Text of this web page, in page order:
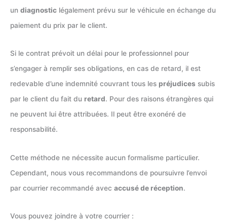
un diagnostic légalement prévu sur le véhicule en échange du
paiement du prix par le client.
Si le contrat prévoit un délai pour le professionnel pour
s’engager à remplir ses obligations, en cas de retard, il est
redevable d’une indemnité couvrant tous les préjudices subis
par le client du fait du retard. Pour des raisons étrangères qui
ne peuvent lui être attribuées. Il peut être exonéré de
responsabilité.
Cette méthode ne nécessite aucun formalisme particulier.
Cependant, nous vous recommandons de poursuivre l’envoi
par courrier recommandé avec accusé de réception.
Vous pouvez joindre à votre courrier :